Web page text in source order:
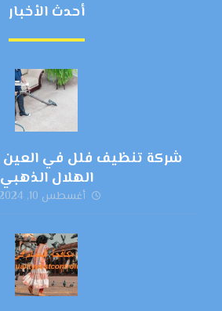
أحدث الأخبار
الهلال الذهبي
أغسطس 10, 2024